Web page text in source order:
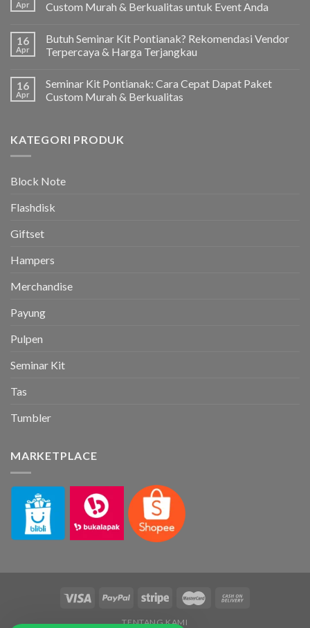
Apr
Custom Murah & Berkualitas untuk Event Anda
16
Apr
Butuh Seminar Kit Pontianak? Rekomendasi Vendor
Terpercaya & Harga Terjangkau
16
Apr
Seminar Kit Pontianak: Cara Cepat Dapat Paket
Custom Murah & Berkualitas
KATEGORI PRODUK
Block Note
Flashdisk
Giftset
Hampers
Merchandise
Payung
Pulpen
Seminar Kit
Tas
Tumbler
MARKETPLACE
TENTANG KAMI